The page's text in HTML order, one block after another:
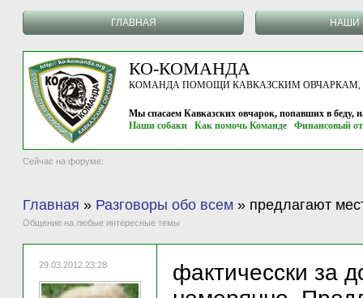
ГЛАВНАЯ НАШИ
КО-КОМАНДА
КОМАНДА ПОМОЩИ КАВКАЗСКИМ ОВЧАРКАМ, г.
Мы спасаем Кавказских овчарок, попавших в беду,
Наши собаки
Как помочь Команде Финансовый
Сейчас на форуме:
Главная » Разговоры обо всем » предлагают
Общение на любые интересные темы
29.03.2012 23:28
фактичесски за